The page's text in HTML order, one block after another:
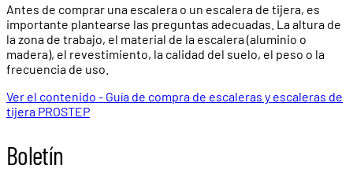
Antes de comprar una escalera o un escalera de tijera, es
importante plantearse las preguntas adecuadas. La altura de
la zona de trabajo, el material de la escalera (aluminio o
madera), el revestimiento, la calidad del suelo, el peso o la
frecuencia de uso.
Ver el contenido - Guía de compra de escaleras y escaleras de
tijera PROSTEP
Boletín